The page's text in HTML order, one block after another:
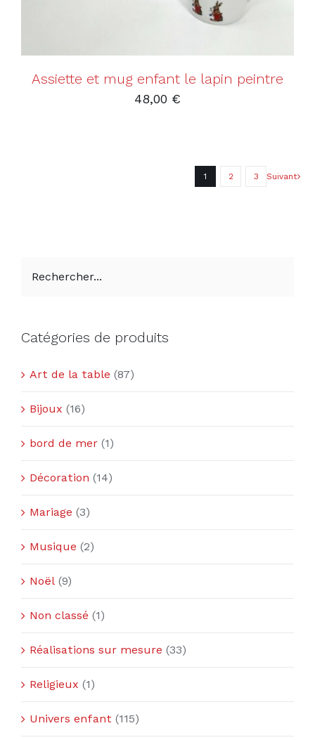
Assiette et mug enfant le lapin peintre
48,00 €
1 2 3 Suivant
Catégories de produits
Art de la table (87)
Bijoux (16)
bord de mer (1)
Décoration (14)
Mariage (3)
Musique (2)
Noël (9)
Non classé (1)
Réalisations sur mesure (33)
Religieux (1)
Univers enfant (115)